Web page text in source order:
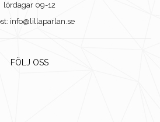
lördagar 09-12
info@lillaparlan.se
FÖLJ OSS